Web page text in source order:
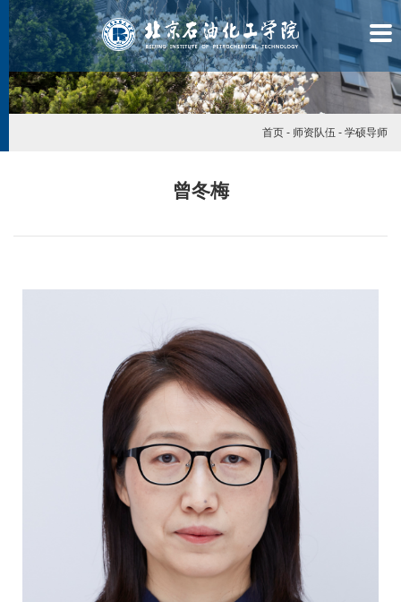
首页 - 师资队伍 - 学硕导师
曾冬梅